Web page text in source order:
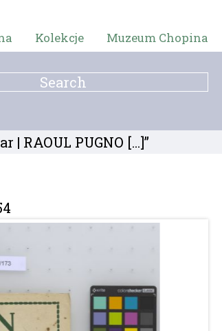
Kolekcje Muzeum Chopina
RAOUL PUGNO [...]”